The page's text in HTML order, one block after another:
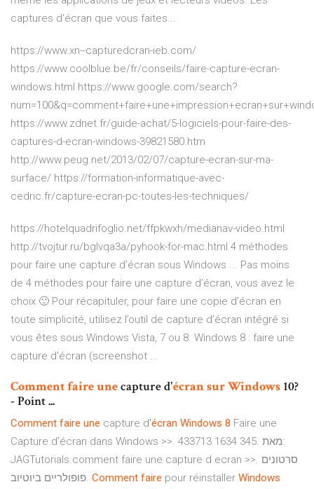
captures d'écran que vous faites...
https://www.xn--capturedcran-ieb.com/
https://www.coolblue.be/fr/conseils/faire-capture-ecran-
windows.html https://www.google.com/search?
https://www.zdnet.fr/guide-achat/5-logiciels-pour-faire-des-
captures-d-ecran-windows-39821580.htm
http://www.peug.net/2013/02/07/capture-ecran-sur-ma-
surface/ https://formation-informatique-avec-
cedric.fr/capture-ecran-pc-toutes-les-techniques/
https://hotelquadrifoglio.net/ffpkwxh/medianav-video.html
http://tvojtur.ru/bglvqa3a/pyhook-for-mac.html 4 méthodes
pour faire une capture d’écran sous Windows ... Pas moins
de 4 méthodes pour faire une capture d’écran, vous avez le
choix 🙂 Pour récapituler, pour faire une copie d’écran en
toute simplicité, utilisez l’outil de capture d’écran intégré si
vous êtes sous Windows Vista, 7 ou 8. Windows 8 : faire une
capture d'écran (screenshot ...
Commentfaireunecapture d'écransurWindows 10?
- Point ...
Comment faire une capture d'écran Windows 8 Faire une
Capture d'écran dans Windows >>. 433713 1634 345. מאת:
JAGTutorials.comment faire une capture d ecran >>. סרטונים
פופולריים ביוטיוב. Comment faire pour réinstaller Windows